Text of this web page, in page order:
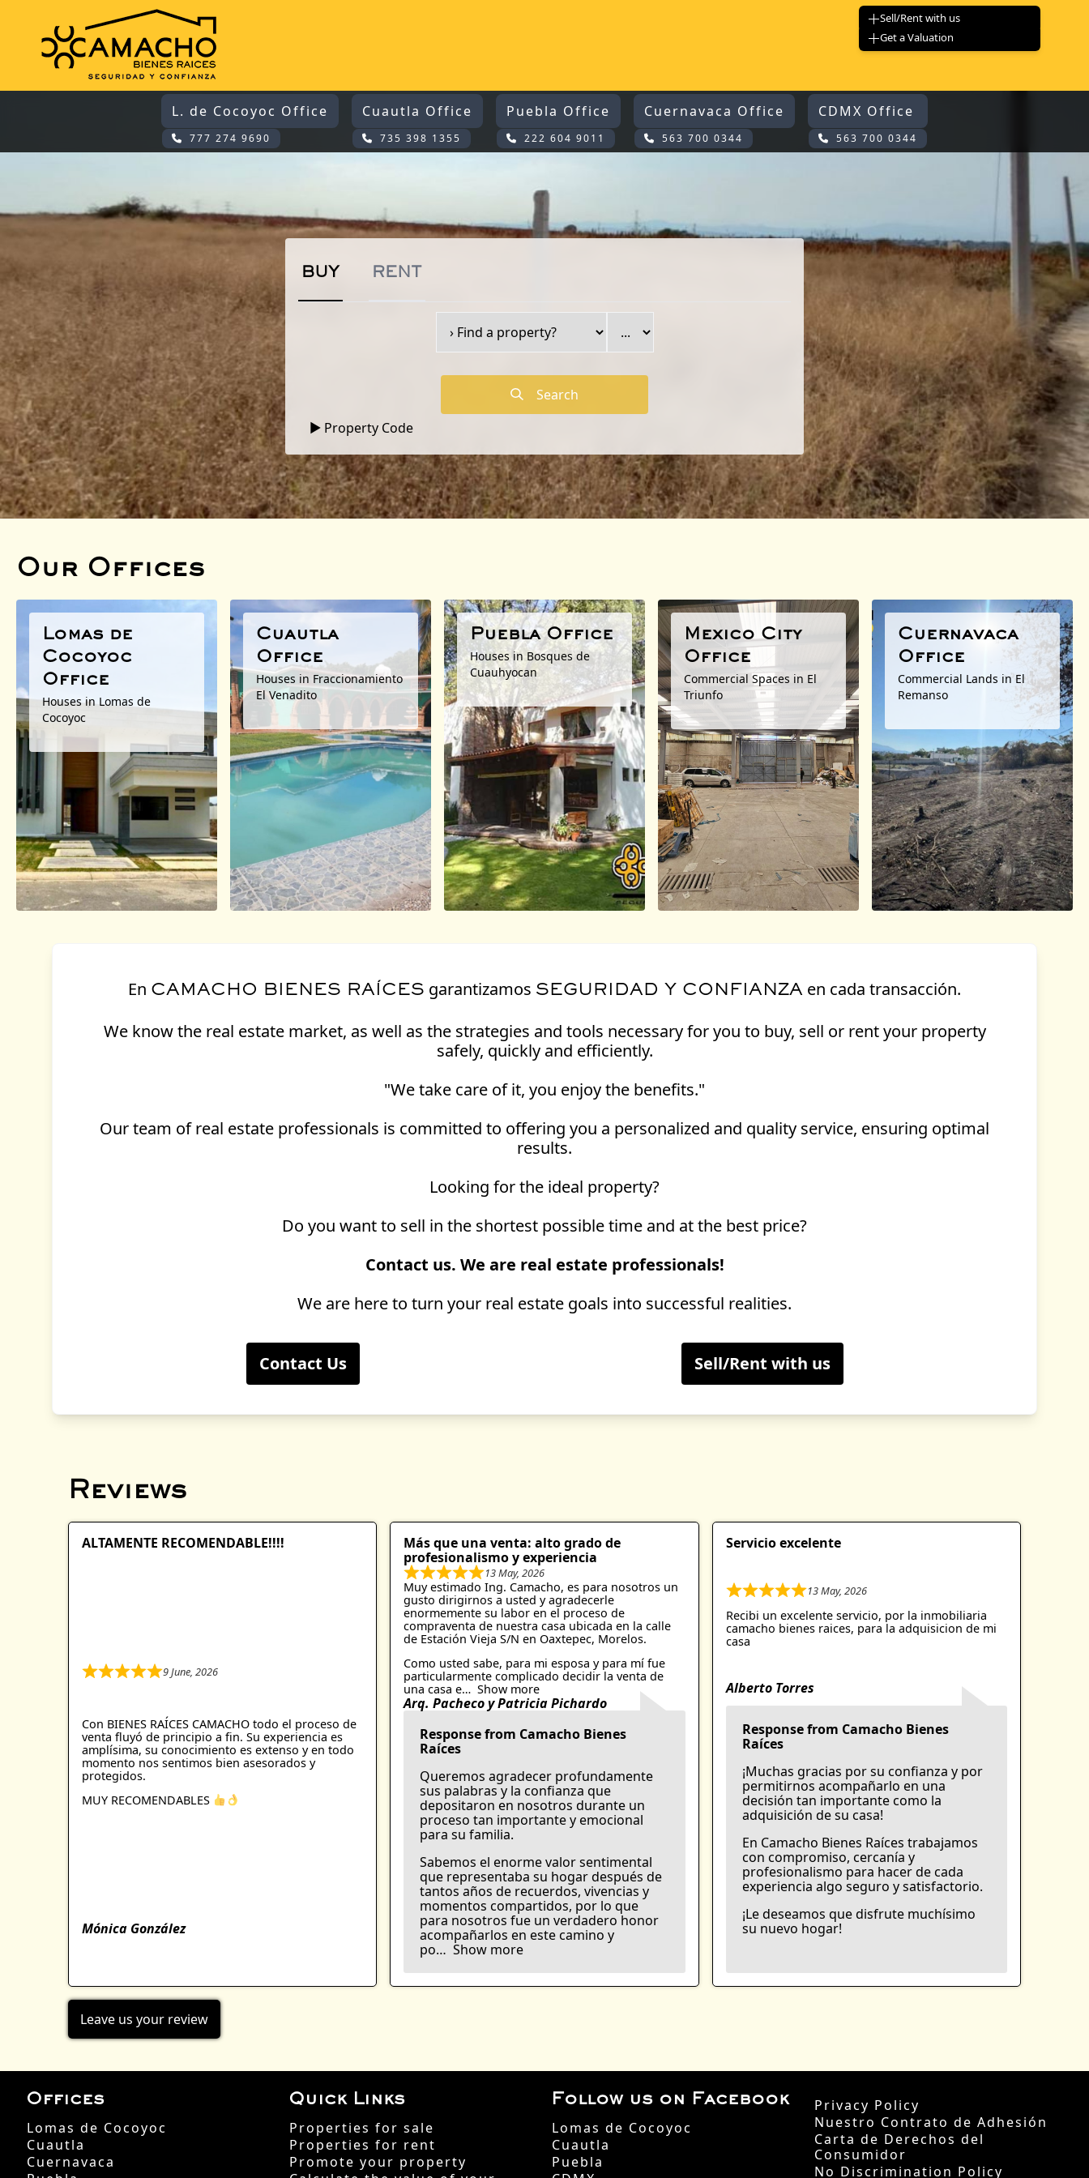
BUY RENT
Search
▼ Property Code
Sell/Rent with us
Get a Valuation
L. de Cocoyoc Office
777 274 9690
Cuautla Office
735 398 1355
Puebla Office
222 604 9011
Cuernavaca Office
563 700 0344
CDMX Office
563 700 0344
Our Offices
Lomas de
Cocoyoc
Office
Houses in Lomas de
Cocoyoc
Cuautla
Office
Houses in Fraccionamiento
El Venadito
Puebla Office
Houses in Bosques de
Cuauhyocan
Mexico City
Office
Commercial Spaces in El
Triunfo
Cuernavaca
Office
Commercial Lands in El
Remanso
En CAMACHO BIENES RAÍCES garantizamos SEGURIDAD Y CONFIANZA en cada transacción.
We know the real estate market, as well as the strategies and tools necessary for you to buy, sell or rent your property
safely, quickly and efficiently.
"We take care of it, you enjoy the benefits."
Our team of real estate professionals is committed to offering you a personalized and quality service, ensuring optimal
results.
Looking for the ideal property?
Do you want to sell in the shortest possible time and at the best price?
Contact us. We are real estate professionals!
We are here to turn your real estate goals into successful realities.
Contact Us Sell/Rent with us
Reviews
ALTAMENTE RECOMENDABLE!!!!
R
e
d
5
.
0
o
u
9 June, 2026
Con BIENES RAÍCES CAMACHO todo el proceso de
venta fluyó de principio a fin. Su experiencia es
amplísima, su conocimiento es extenso y en todo
momento nos sentimos bien asesorados y
protegidos.
MUY RECOMENDABLES
Mónica González
Más que una venta: alto grado de
profesionalismo y experiencia
R
a
t
e
d
.
0
o
u
o
f
13 May, 2026
Muy estimado Ing. Camacho, es para nosotros un
gusto dirigirnos a usted y agradecerle
enormemente su labor en el proceso de
compraventa de nuestra casa ubicada en la calle
de Estación Vieja S/N en Oaxtepec, Morelos.
Como usted sabe, para mi esposa y para mí fue
particularmente complicado decidir la venta de
una casa e
Show more
Arq. Pacheco y Patricia Pichardo
Response from Camacho Bienes
Raíces
Queremos agradecer profundamente
sus palabras y la confianza que
depositaron en nosotros durante un
proceso tan importante y emocional
para su familia.
Sabemos el enorme valor sentimental
que representaba su hogar después de
tantos años de recuerdos, vivencias y
momentos compartidos, por lo que
para nosotros fue un verdadero honor
acompañarlos en este camino y
po
Show more
Servicio excelente
R
a
t
.
0
u
t
f
5
13 May, 2026
Recibi un excelente servicio, por la inmobiliaria
camacho bienes raices, para la adquisicion de mi
casa
Alberto Torres
Response from Camacho Bienes
Raíces
¡Muchas gracias por su confianza y por
permitirnos acompañarlo en una
decisión tan importante como la
adquisición de su casa!
En Camacho Bienes Raíces trabajamos
con compromiso, cercanía y
profesionalismo para hacer de cada
experiencia algo seguro y satisfactorio.
¡Le deseamos que disfrute muchísimo
su nuevo hogar!
Leave us your review
Offices
Lomas de Cocoyoc
Cuautla
Cuernavaca
Quick Links
Properties for sale
Properties for rent
Promote your property
Follow us on Facebook
Lomas de Cocoyoc
Cuautla
Puebla
Privacy Policy
Nuestro Contrato de Adhesión
Carta de Derechos del
Consumidor
No Discrimination Policy